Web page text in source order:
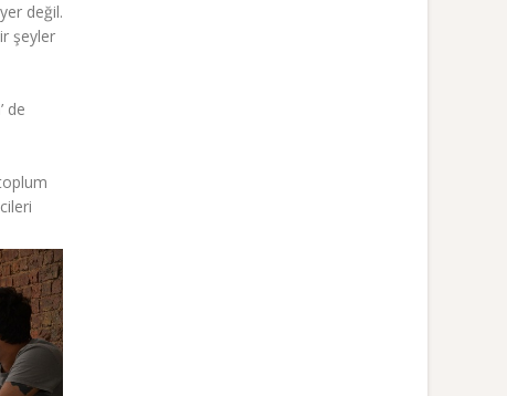
değil.
şeyler
de